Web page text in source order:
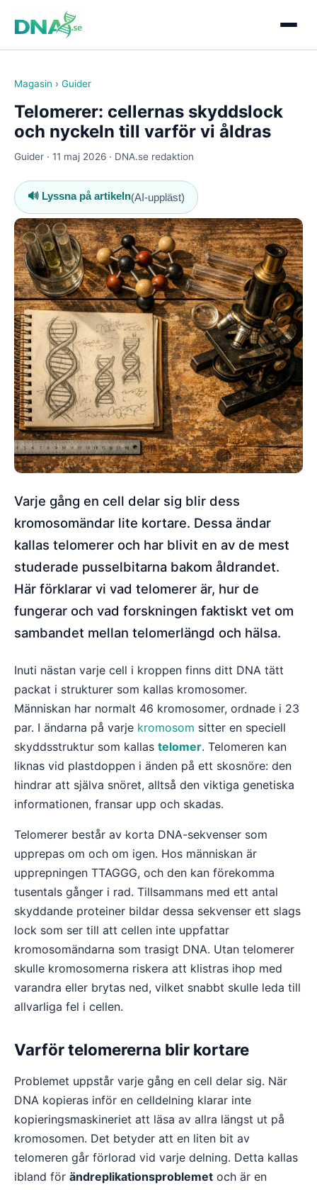
Magasin › Guider
Telomerer: cellernas skyddslock
och nyckeln till varför vi åldras
Guider · 11 maj 2026 · DNA.se redaktion
🔊 Lyssna på artikeln(AI-uppläst)
Varje gång en cell delar sig blir dess
kromosomändar lite kortare. Dessa ändar
kallas telomerer och har blivit en av de mest
studerade pusselbitarna bakom åldrandet.
Här förklarar vi vad telomerer är, hur de
fungerar och vad forskningen faktiskt vet om
sambandet mellan telomerlängd och hälsa.
Inuti nästan varje cell i kroppen finns ditt DNA tätt
packat i strukturer som kallas kromosomer.
Människan har normalt 46 kromosomer, ordnade i 23
par. I ändarna på varje kromosom sitter en speciell
skyddsstruktur som kallas telomer. Telomeren kan
liknas vid plastdoppen i änden på ett skosnöre: den
hindrar att själva snöret, alltså den viktiga genetiska
informationen, fransar upp och skadas.
Telomerer består av korta DNA-sekvenser som
upprepas om och om igen. Hos människan är
upprepningen TTAGGG, och den kan förekomma
tusentals gånger i rad. Tillsammans med ett antal
skyddande proteiner bildar dessa sekvenser ett slags
lock som ser till att cellen inte uppfattar
kromosomändarna som trasigt DNA. Utan telomerer
skulle kromosomerna riskera att klistras ihop med
varandra eller brytas ned, vilket snabbt skulle leda till
allvarliga fel i cellen.
Varför telomererna blir kortare
Problemet uppstår varje gång en cell delar sig. När
DNA kopieras inför en celldelning klarar inte
kopieringsmaskineriet att läsa av allra längst ut på
kromosomen. Det betyder att en liten bit av
telomeren går förlorad vid varje delning. Detta kallas
ibland för ändreplikationsproblemet och är en